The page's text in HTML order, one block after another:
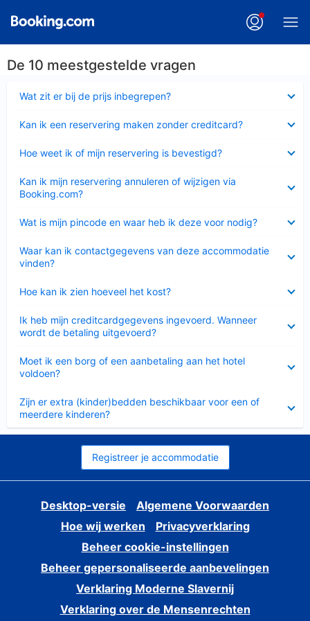
De 10 meestgestelde vragen
Wat zit er bij de prijs inbegrepen?
Kan ik een reservering maken zonder creditcard?
Hoe weet ik of mijn reservering is bevestigd?
Kan ik mijn reservering annuleren of wijzigen via
Booking.com?
Wat is mijn pincode en waar heb ik deze voor nodig?
Waar kan ik contactgegevens van deze accommodatie
vinden?
Hoe kan ik zien hoeveel het kost?
Ik heb mijn creditcardgegevens ingevoerd. Wanneer
wordt de betaling uitgevoerd?
Moet ik een borg of een aanbetaling aan het hotel
voldoen?
Zijn er extra (kinder)bedden beschikbaar voor een of
meerdere kinderen?
Registreer je accommodatie
Desktop-versie
Algemene Voorwaarden
Hoe wij werken
Privacyverklaring
Beheer cookie-instellingen
Beheer gepersonaliseerde aanbevelingen
Verklaring Moderne Slavernij
Verklaring over de Mensenrechten